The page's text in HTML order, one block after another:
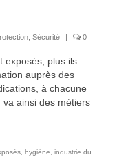
Sécurité | 0
exposés, plus ils
auprès des
à chacune
ainsi des métiers
hygiène
industrie du